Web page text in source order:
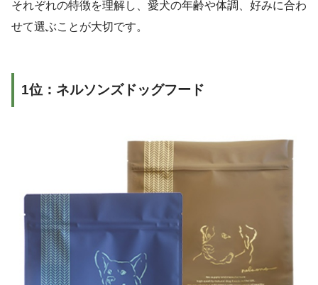
それぞれの特徴を理解し、愛犬の年齢や体調、好みに合わ
せて選ぶことが大切です。
1位：ネルソンズドッグフード